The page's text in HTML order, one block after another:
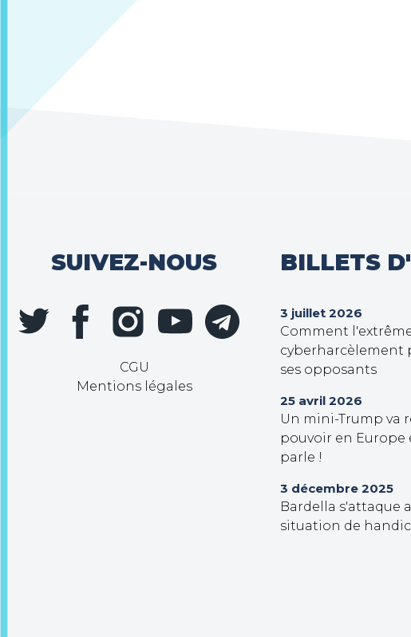
SUIVEZ-NOUS
CGU
Mentions légales
BILLETS
3 juillet 2026
Comment
cyberharcèlement
ses opposants
25 avril 2026
Un mini-Trump va
pouvoir en Europe
parle !
3 décembre 2025
Bardella s'attaque
situation de